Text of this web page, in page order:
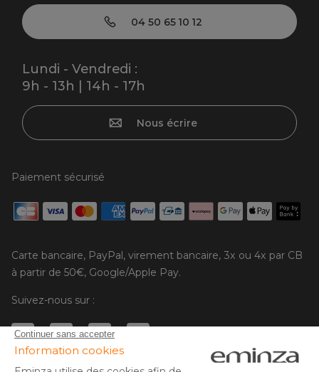
04 50 65 10 12
Lundi - Vendredi :
9h - 13h | 14h - 17h
Nous écrire
Paiement sécurisé
Carte bancaire, PayPal, virement bancaire, 3x ou 4x par CB
à partir de 50€, Google/Apple Pay.
Suivez-nous sur :